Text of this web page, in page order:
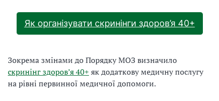
Як організувати скринінги здоров’я 40+
Зокрема змінами до Порядку МОЗ визначило
скринінг здоров’я 40+ як додаткову медичну послугу
на рівні первинної медичної допомоги.